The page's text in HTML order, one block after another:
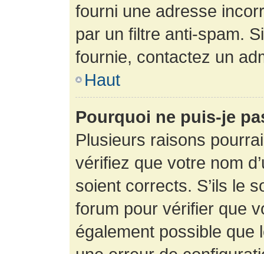
fourni une adresse
par un filtre anti-spam.
fournie, contactez un
Haut
Pourquoi ne puis-je
Plusieurs raisons
vérifiez que votre nom
soient corrects. S’ils le
forum pour vérifier que
également possible que